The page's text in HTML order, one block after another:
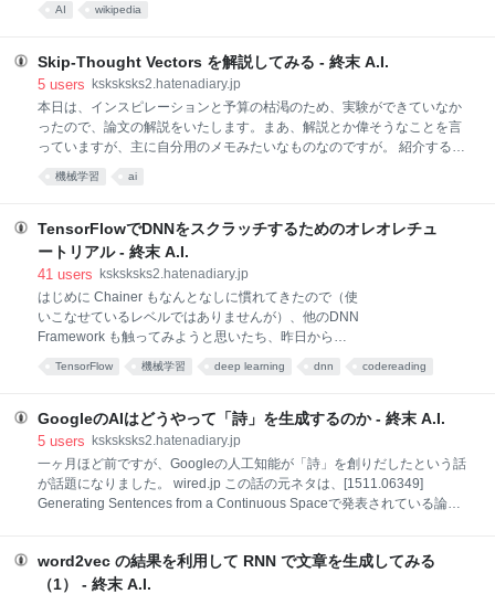
とが可能になるということで、ベース手法より実用性
ksksksks2.hatenadiary.jp そこで今回は、日本語
習させてみました。 Wikipedia ではこちらに記載され
ているように、Wikipedia 上で作成された様々なデー
タのダンプデータを配布しています。主なものだと、
全ページの要約や全文、変わったものだと、ページ間
のリンク関係のデータなどが含まれています。 今回
しました。ちなみに、このデータは圧縮時でも2GB、
ータは XML と wiki 記法で記述されておりそのままで
AI wikipedia
Skip-Thought Vectors を解説してみる - 終末 A.I.
5 users
ksksksks2.hatenadiary.jp
本日は、インスピレーションと予算の枯渇のため、実験ができていなか
ったので、論文の解説をいたします。まあ、解説とか偉そうなことを言
っていますが、主に自分用のメモみたいなものなのですが。 紹介する論
文は、「Skip-Thought Vectors」です。この手法は、文（センテンス）
をベクトル化する手法の一つで、様々なNLPタスクで好成績を挙げたこ
者の方が Theano 上で動くソースコードを公開しているので、実際に動
かしてみることも可能です。（ただし、学習に時間がかかる）
github.com さて、この Skip-Thought Vectorsのですが、最大の特徴は教
際に使用する入力データは、文章のコーパス（論文中ではブックコーパ
ス）だけでできてしまいます。計
機械学習 ai
TensorFlowでDNNをスクラッチするためのオレオレチュ
ートリアル - 終末 A.I.
41 users
ksksksks2.hatenadiary.jp
はじめに Chainer もなんとなしに慣れてきたので（使
いこなせているレベルではありませんが）、他のDNN
Framework も触ってみようと思いたち、昨日から
TensorFlowをいじってみています。 最終的なアウトプ
ットは同じなので、クラス構造などが結構似通ってい
苦戦したのがTensorFlowのチュートリアルの微妙さで
す。 Deep MNIST for Experts → とりあえず導入
TensorFlow Mechanics 101 → 基本要素の説明 以
上...！ といった感じで、普通のDNNはどう書いたらい
いの？な質問に答えてくれるのにぴったりなコンテン
が、tf.contrib.learn という3分クッ
TensorFlow 機械学習 deep learning dnn codereading
GoogleのAIはどうやって「詩」を生成するのか - 終末 A.I.
5 users
ksksksks2.hatenadiary.jp
一ヶ月ほど前ですが、Googleの人工知能が「詩」を創りだしたという話
が話題になりました。 wired.jp この話の元ネタは、[1511.06349]
Generating Sentences from a Continuous Spaceで発表されている論文
を提案しています。この提案手法は２つの文章の間の文章を生成するこ
とも可能で、記事で紹介されている「詩」はそのようにして生成された
word2vec の結果を利用して RNN で文章を生成してみる
（1） - 終末 A.I.